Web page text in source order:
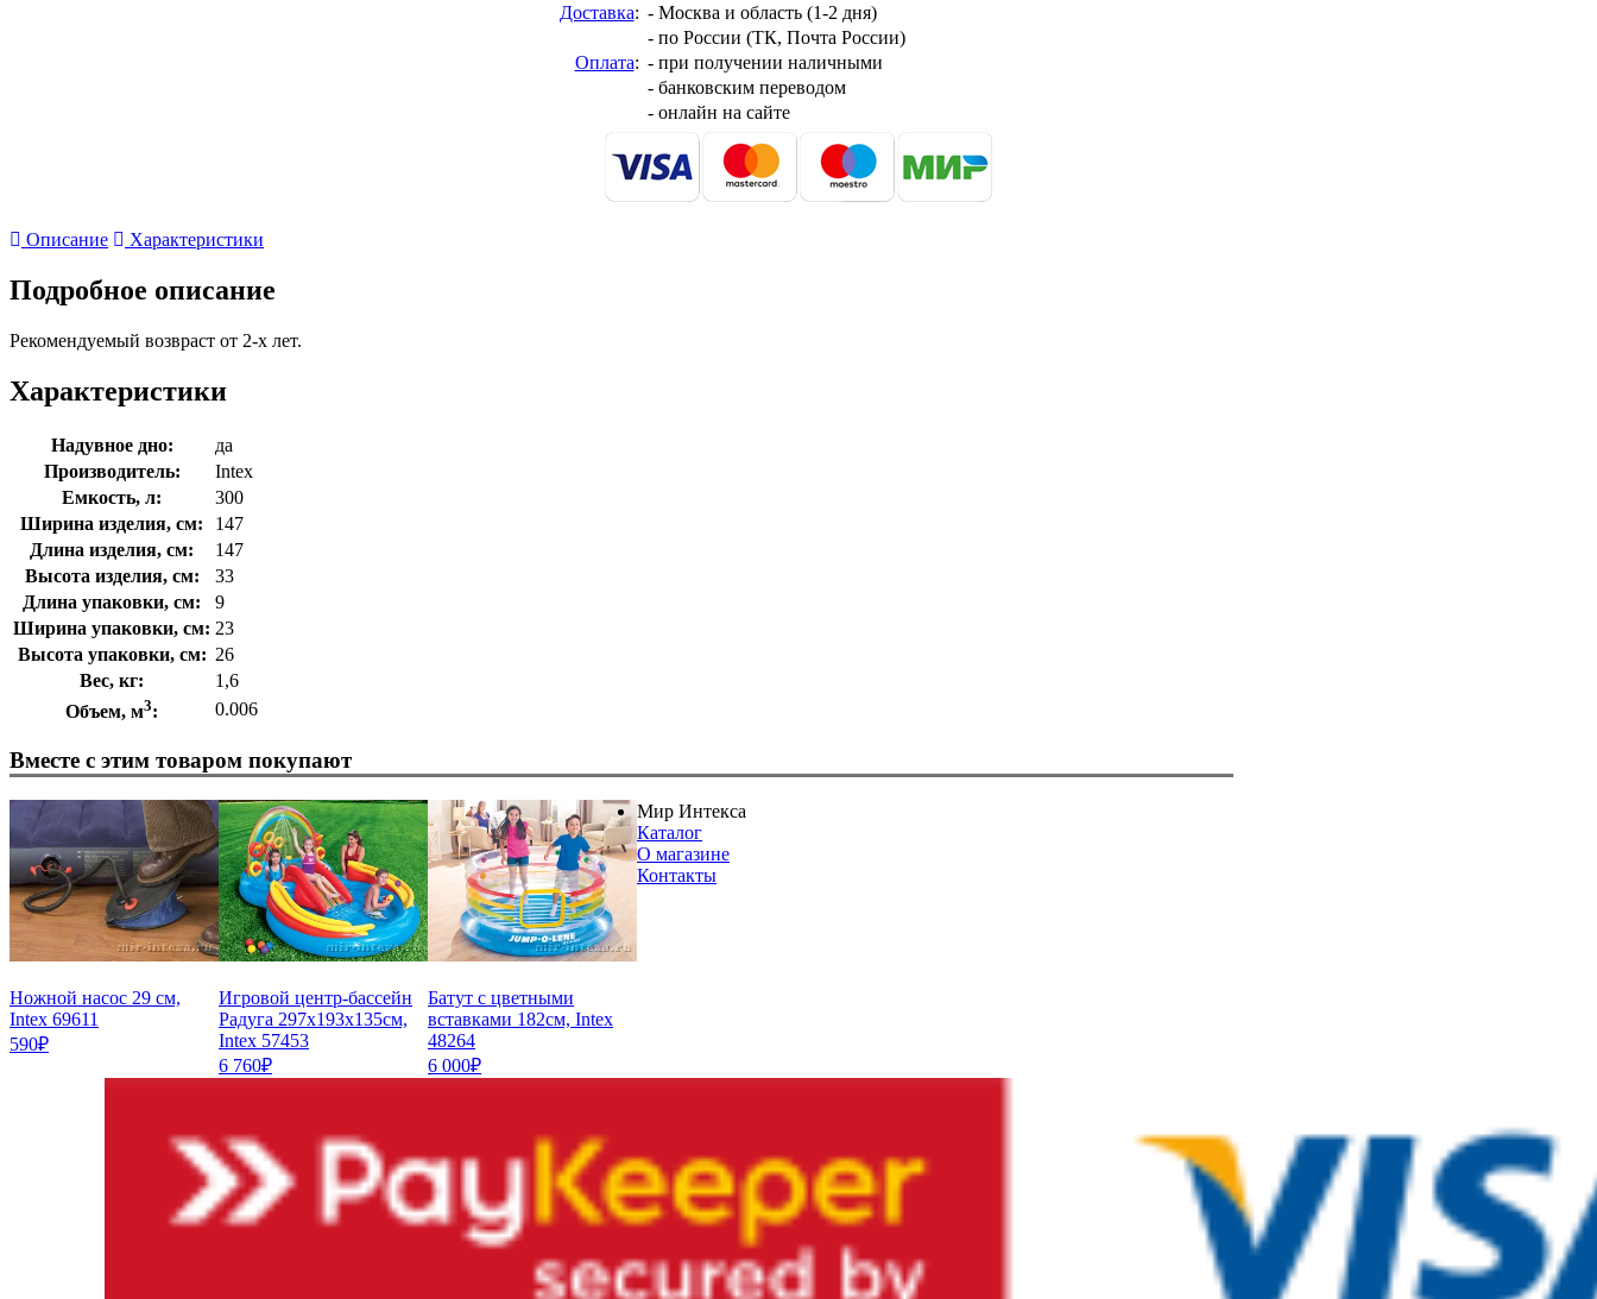
Доставка: - Москва и область (1-2 дня)
- по России (ТК, Почта России)
Оплата: - при получении наличными
- банковским переводом
- онлайн на сайте
Описание Характеристики
Подробное описание
Рекомендуемый возвраст от 2-х лет.
Характеристики
Надувное дно:
да
Производитель:
Intex
Емкость, л:
300
Ширина изделия, см:
147
Длина изделия, см:
147
Высота изделия, см:
33
Длина упаковки, см:
9
Ширина упаковки, см: 23
Высота упаковки, см: 26
Вес, кг:
1,6
Объем, м3: 0.006
Вместе с этим товаром покупают
Ножной насос 29 см,
Intex 69611
590₽
Игровой центр-бассейн
Радуга 297х193х135см,
Intex 57453
6 760₽
Батут с цветными
вставками 182см, Intex
48264
6 000₽
Мир Интекса
Каталог
О магазине
Контакты